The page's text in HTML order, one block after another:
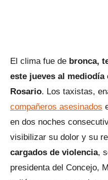
El clima fue de bronca,
este jueves al
Rosario. Los taxistas,
compañeros asesinados
en dos noches
visibilizar su dolor y su
cargados de violencia,
presidenta del Concejo,